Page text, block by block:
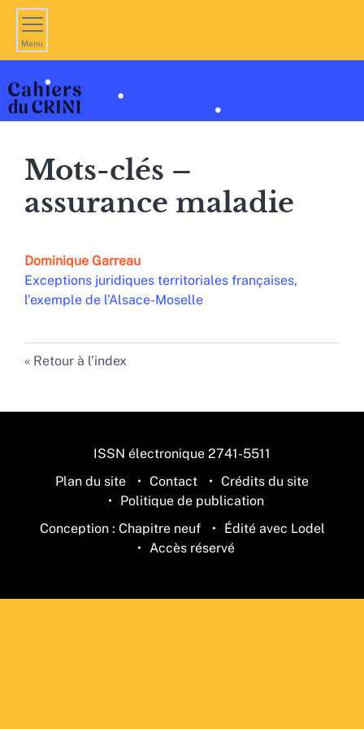
Menu
Mots-clés –
assurance maladie
Dominique Garreau
Exceptions juridiques territoriales françaises,
l’exemple de l’Alsace-Moselle
Retour à l’index
ISSN électronique 2741-5511
Plan du site
Contact
Crédits du site
Politique de publication
Conception : Chapitre neuf
Édité avec Lodel
Accès réservé